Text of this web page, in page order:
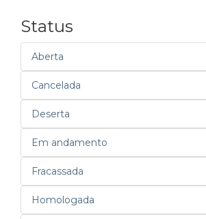
Status
Aberta
Cancelada
Deserta
Em andamento
Fracassada
Homologada